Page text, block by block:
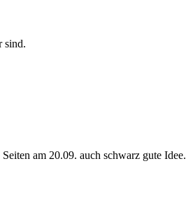
sind.
am 20.09. auch schwarz gute Idee.